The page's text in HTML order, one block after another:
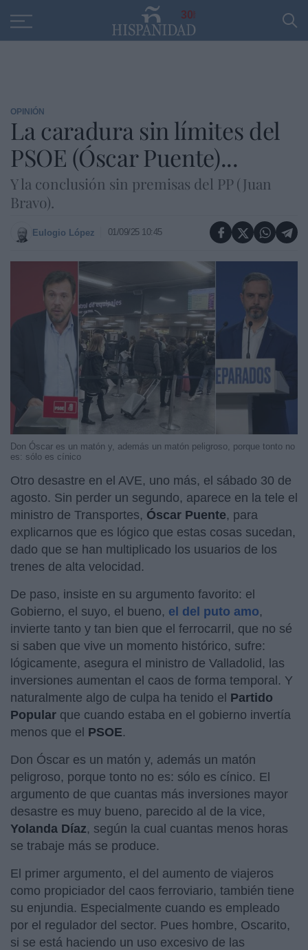
30
OPINIÓN
La caradura sin límites del
PSOE (Óscar Puente)...
Y la conclusión sin premisas del PP (Juan
Bravo).
Eulogio López 01/09/25 10:45
Don Óscar es un matón y, además un matón peligroso, porque tonto no
es: sólo es cínico
Otro desastre en el AVE, uno más, el sábado 30 de
agosto. Sin perder un segundo, aparece en la tele el
ministro de Transportes, Óscar Puente, para
explicarnos que es lógico que estas cosas sucedan,
dado que se han multiplicado los usuarios de los
trenes de alta velocidad.
De paso, insiste en su argumento favorito: el
Gobierno, el suyo, el bueno, el del puto amo,
invierte tanto y tan bien que el ferrocarril, que no sé
si saben que vive un momento histórico, sufre:
lógicamente, asegura el ministro de Valladolid, las
inversiones aumentan el caos de forma temporal. Y
naturalmente algo de culpa ha tenido el Partido
Popular que cuando estaba en el gobierno invertía
menos que el PSOE.
Don Óscar es un matón y, además un matón
peligroso, porque tonto no es: sólo es cínico. El
argumento de que cuantas más inversiones mayor
desastre es muy bueno, parecido al de la vice,
Yolanda Díaz, según la cual cuantas menos horas
se trabaje más se produce.
El primer argumento, el del aumento de viajeros
como propiciador del caos ferroviario, también tiene
su enjundia. Especialmente cuando es empleado
por el regulador del sector. Pues hombre, Oscarito,
si se está haciendo un uso excesivo de las